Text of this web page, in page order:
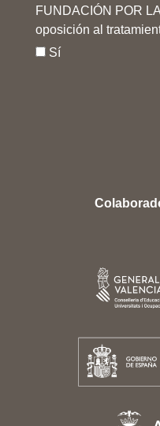
FUNDACIÓN POR
oposición al
Sí